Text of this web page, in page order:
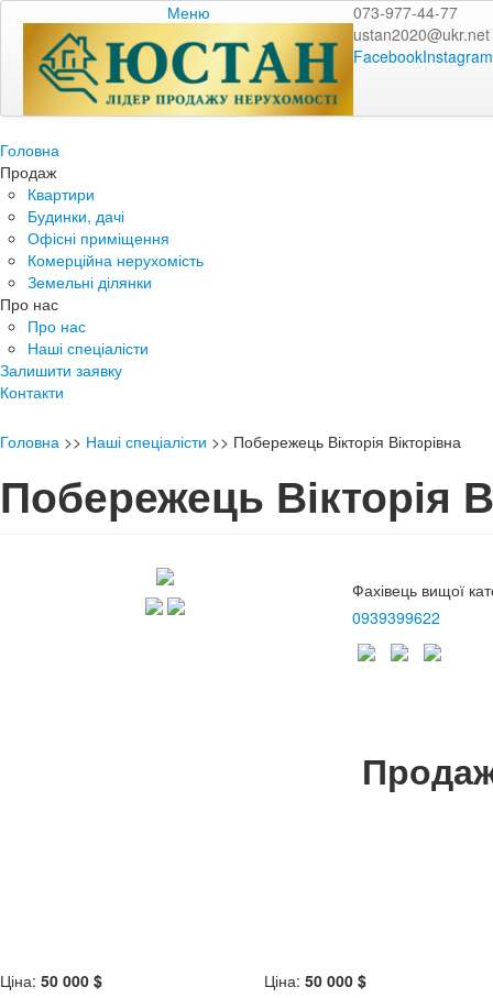
Меню
073-977-44-77
ustan2020@ukr.net
FacebookInstagram
Головна
Продаж
Квартири
Будинки, дачі
Офісні приміщення
Комерційна нерухомість
Земельні ділянки
Про нас
Про нас
Наші спеціалісти
Залишити заявку
Контакти
Головна >> Наші спеціалісти >> Побережець Вікторія Вікторівна
Побережець Вікторія
Фахівець вищої
0939399622
Ціна: 50 000 $ Ціна: 50 000 $